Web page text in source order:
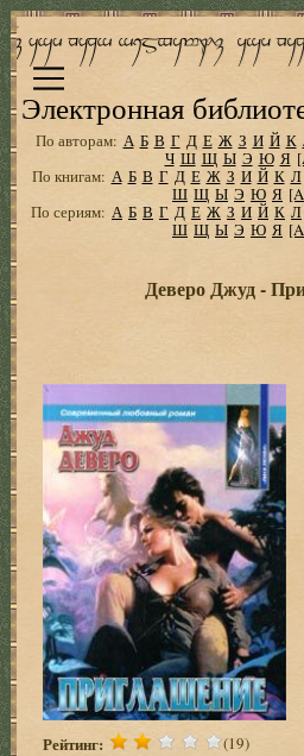
Электронная
По авторам: А Б В Г Д Е Ж З И Й К
Ч Ш Щ Ы Э Ю Я
По книгам: А Б В Г Д Е Ж З И Й К Л
Ш Щ Ы Э Ю Я
По сериям: А Б В Г Д Е Ж З И Й К Л
Ш Щ Ы Э Ю Я
Деверо Джуд -
Рейтинг: (19)